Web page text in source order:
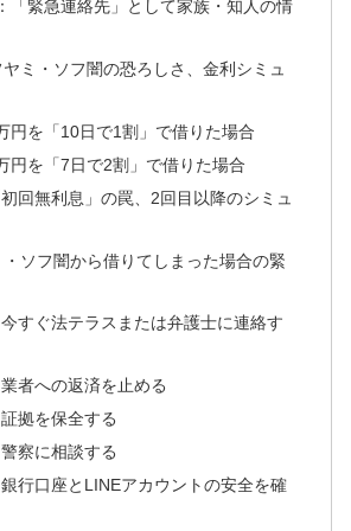
「緊急連絡先」として家族・知人の情
ミ・ソフ闇の恐ろしさ、金利シミュ
円を「10日で1割」で借りた場合
円を「7日で2割」で借りた場合
回無利息」の罠、2回目以降のシミュ
ソフ闇から借りてしまった場合の緊
すぐ法テラスまたは弁護士に連絡す
者への返済を止める
拠を保全する
察に相談する
行口座とLINEアカウントの安全を確